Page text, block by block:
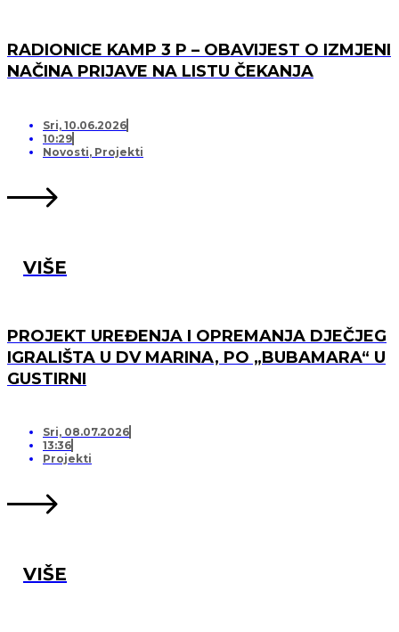
RADIONICE KAMP 3 P – OBAVIJEST O IZMJENI
NAČINA PRIJAVE NA LISTU ČEKANJA
Sri, 10.06.2026
10:29
Novosti, Projekti
VIŠE
PROJEKT UREĐENJA I OPREMANJA DJEČJEG
IGRALIŠTA U DV MARINA, PO „BUBAMARA“ U
GUSTIRNI
Sri, 08.07.2026
13:36
Projekti
VIŠE